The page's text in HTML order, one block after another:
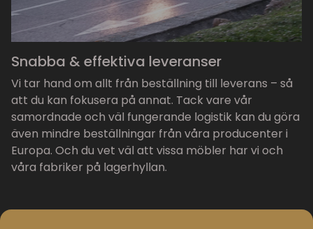
Snabba & effektiva leveranser
Vi tar hand om allt från beställning till leverans – så
att du kan fokusera på annat. Tack vare vår
samordnade och väl fungerande logistik kan du göra
även mindre beställningar från våra producenter i
Europa. Och du vet väl att vissa möbler har vi och
våra fabriker på lagerhyllan.